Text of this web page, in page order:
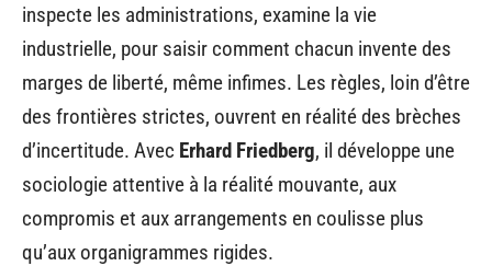
inspecte les administrations, examine la vie
industrielle, pour saisir comment chacun invente des
marges de liberté, même infimes. Les règles, loin d’être
des frontières strictes, ouvrent en réalité des brèches
d’incertitude. Avec Erhard Friedberg, il développe une
sociologie attentive à la réalité mouvante, aux
compromis et aux arrangements en coulisse plus
qu’aux organigrammes rigides.